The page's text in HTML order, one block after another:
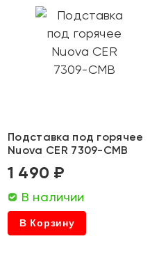
Подставка под горячее
Nuova CER 7309-CMB
1 490 ₽
В наличии
В Корзину